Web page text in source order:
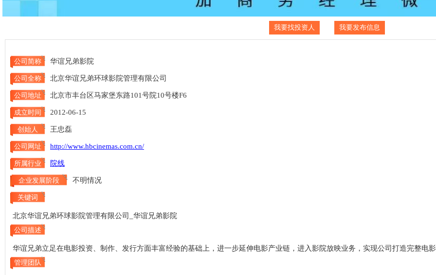
我要找投资人 我要发布信息
公司简称 华谊兄弟影院
公司全称 北京华谊兄弟环球影院管理有限公司
公司地址 北京市丰台区马家堡东路101号院10号楼F6
成立时间 2012-06-15
创始人 王忠磊
公司网址 http://www.hbcinemas.com.cn/
所属行业 院线
企业发展阶段 不明情况
关键词
北京华谊兄弟环球影院管理有限公司_华谊兄弟影院
公司描述
华谊兄弟立足在电影投资、制作、发行方面丰富经验的基础上，进一步延伸电影产业链，进入影院放映业务，实现公司打造完整电影
管理团队